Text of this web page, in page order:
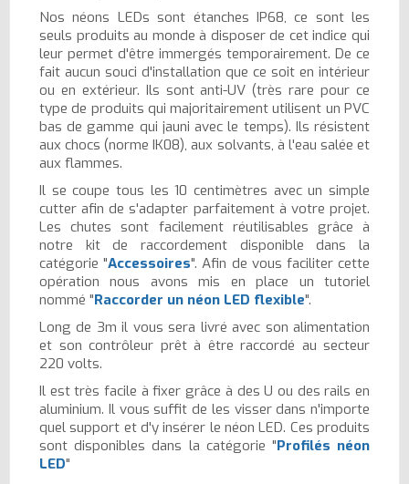
Nos néons LEDs sont étanches IP68, ce sont les
seuls produits au monde à disposer de cet indice qui
leur permet d'être immergés temporairement. De ce
fait aucun souci d'installation que ce soit en intérieur
ou en extérieur. Ils sont anti-UV (très rare pour ce
type de produits qui majoritairement utilisent un PVC
bas de gamme qui jauni avec le temps). Ils résistent
aux chocs (norme IK08), aux solvants, à l'eau salée et
aux flammes.
Il se coupe tous les 10 centimètres avec un simple
cutter afin de s'adapter parfaitement à votre projet.
Les chutes sont facilement réutilisables grâce à
notre kit de raccordement disponible dans la
catégorie "Accessoires". Afin de vous faciliter cette
opération nous avons mis en place un tutoriel
nommé "Raccorder un néon LED flexible".
Long de 3m il vous sera livré avec son alimentation
et son contrôleur prêt à être raccordé au secteur
220 volts.
Il est très facile à fixer grâce à des U ou des rails en
aluminium. Il vous suffit de les visser dans n'importe
quel support et d'y insérer le néon LED. Ces produits
sont disponibles dans la catégorie "Profilés néon
LED"